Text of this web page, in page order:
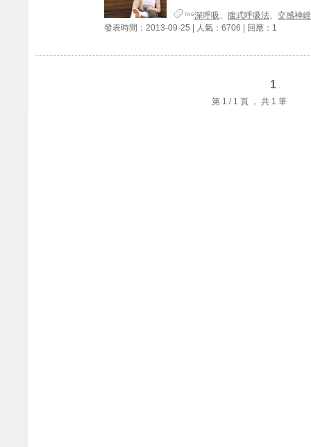
深呼吸、 腹式呼吸法、 交感神經
發表時間：2013-09-25 | 人氣：6706 | 回應：1
1 .
第 1 / 1 頁 ， 共 1 筆